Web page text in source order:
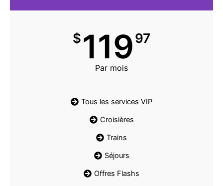
$11997
Par mois
Tous les services VIP
Croisières
Trains
Séjours
Offres Flashs